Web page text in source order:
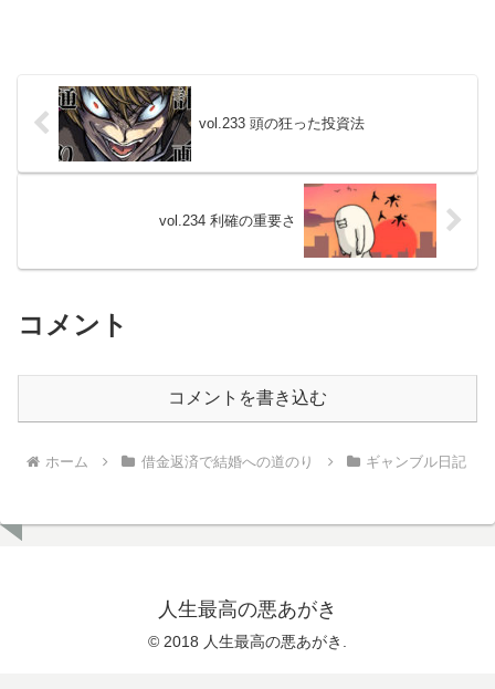
vol.233 頭の狂った投資法
vol.234 利確の重要さ
コメント
コメントを書き込む
ホーム 借金返済で結婚への道のり ギャンブル日記
人生最高の悪あがき
© 2018 人生最高の悪あがき.